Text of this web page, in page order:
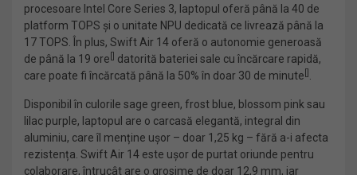
procesoare Intel Core Series 3, laptopul oferă până la 40 de
platform TOPS și o unitate NPU dedicată ce livrează până la
17 TOPS. În plus, Swift Air 14 oferă o autonomie generoasă
de până la 19 ore [] datorită bateriei sale cu încărcare rapidă,
care poate fi încărcată până la 50% în doar 30 de minute []
Disponibil în culorile sage green, frost blue, blossom pink sau
lilac purple, laptopul are o carcasă elegantă, integral din
aluminiu, care îl menține ușor – doar 1,25 kg – fără a-i afecta
rezistența. Swift Air 14 este ușor de purtat oriunde pentru
colaborare, întrucât are o grosime de doar 12,9 mm, iar